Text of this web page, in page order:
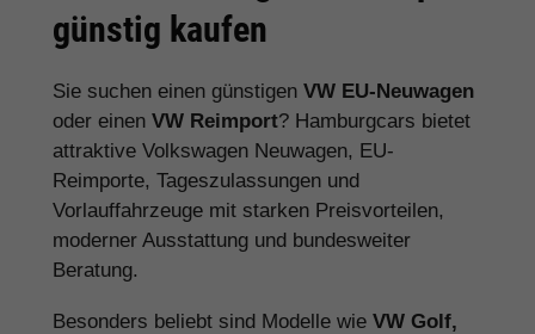
günstig kaufen
Sie suchen einen günstigen VW EU-Neuwagen
oder einen VW Reimport? Hamburgcars bietet
attraktive Volkswagen Neuwagen, EU-
Reimporte, Tageszulassungen und
Vorlauffahrzeuge mit starken Preisvorteilen,
moderner Ausstattung und bundesweiter
Beratung.
Besonders beliebt sind Modelle wie VW Golf,